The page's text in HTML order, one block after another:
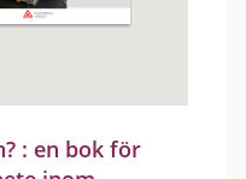
: en bok för